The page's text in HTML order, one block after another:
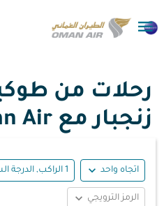

رحلات من
زنجبار مع Oman Air بدءًا
اتجاه واحد expand_more 1 الراكب, الدرجة السياحية
الرمز الترويجي expand_more